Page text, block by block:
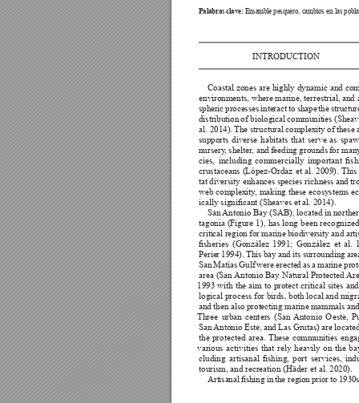

   




     
 

  
     
 
 


     
 
     
  

 
    

 
     
  
    
      
    


Palabras clave:   